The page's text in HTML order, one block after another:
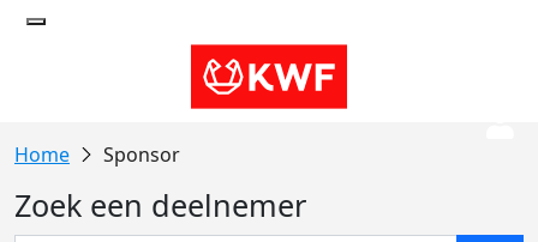
Sponsor
Zoek een deelnemer